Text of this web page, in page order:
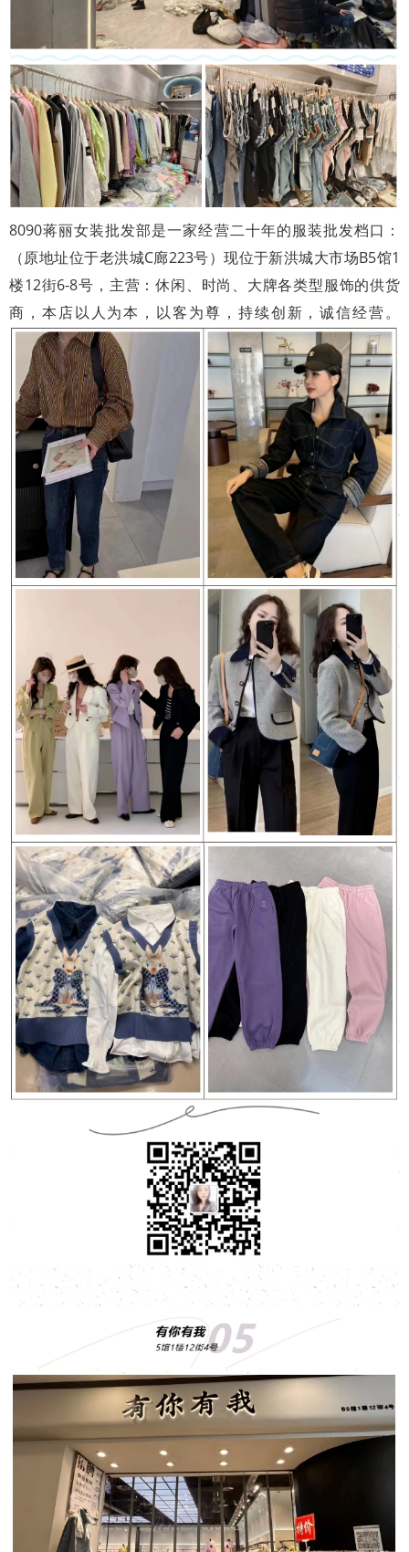
8090蒋丽女装批发部是一家经营二十年的服装批发档口：
（原地址位于老洪城C廊223号）现位于新洪城大市场B5馆1
楼12街6-8号，主营：休闲、时尚、大牌各类型服饰的供货
商，本店以人为本，以客为尊，持续创新，诚信经营。